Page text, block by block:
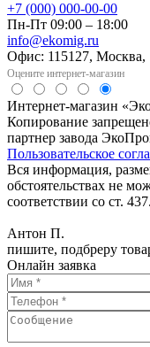
+7 (000) 000-00-00
Пн-Пт 09:00 – 18:00
info@ekomig.ru
Офис: 115127, Москва,
Оцените интернет-магазин
Интернет-магазин
Копирование
партнер завода
Пользовательское
Вся информация,
обстоятельствах не
соответствии со ст.
Антон П.
пишите, подбреру
Онлайн заявка